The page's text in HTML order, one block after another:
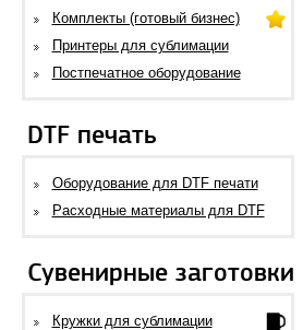
Комплекты (готовый бизнес)
Принтеры для сублимации
Постпечатное оборудование
DTF печать
Оборудование для DTF печати
Расходные материалы для DTF
Сувенирные заготовки
Кружки для сублимации